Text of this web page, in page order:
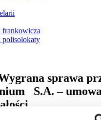
frankowicza
polisolokaty
sprawa
S.A. –